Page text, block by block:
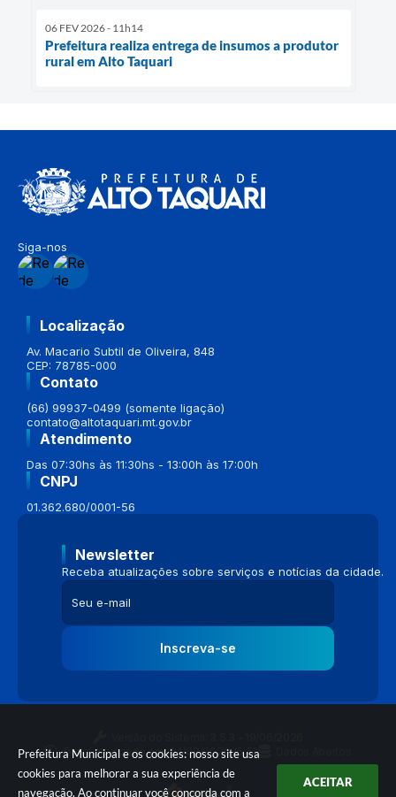
Prefeitura Municipal e os cookies: nosso site usa
cookies para melhorar a sua experiência de
navegação. Ao continuar você concorda com a
ACEITAR
06 FEV 2026 - 11h14
Prefeitura realiza entrega de insumos a produtor
rural em Alto Taquari
Siga-nos
Localização
Av. Macario Subtil de Oliveira, 848
CEP: 78785-000
Contato
(66) 99937-0499 (somente ligação)
contato@altotaquari.mt.gov.br
Atendimento
Das 07:30hs às 11:30hs - 13:00h às 17:00h
CNPJ
01.362.680/0001-56
Newsletter
Receba atualizações sobre serviços e notícias da cidade.
Inscreva-se
Portal atualizado em:04/08/2026 16:58